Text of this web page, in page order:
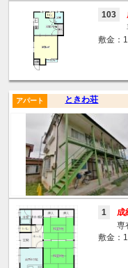
103
敷金：
ときわ荘
アパート
1 成
専
敷金：